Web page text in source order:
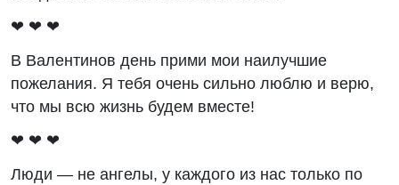
❤ ❤ ❤
В Валентинов день прими мои наилучшие
пожелания. Я тебя очень сильно люблю и верю,
что мы всю жизнь будем вместе!
❤ ❤ ❤
Люди ― не ангелы, у каждого из нас только по